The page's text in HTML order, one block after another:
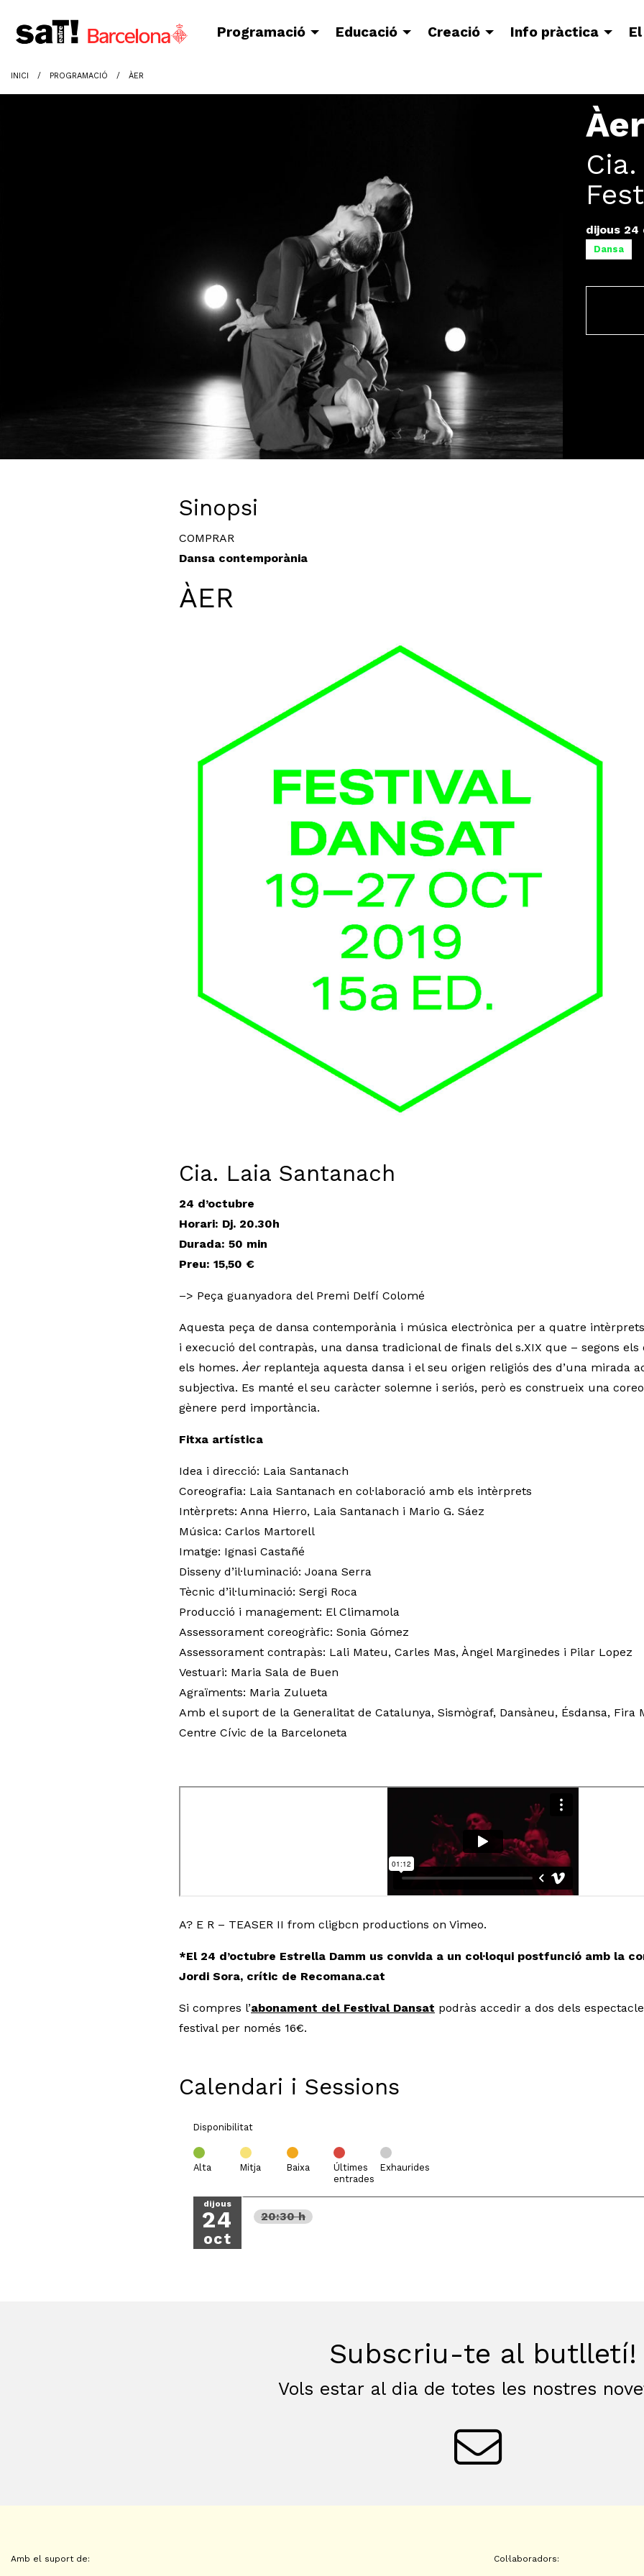
Programació Educació Creació Info pràctica
INICI PROGRAMACIÓ ÀER
Àer
dijous 24
Dansa
Sinopsi
COMPRAR
Dansa contemporània
ÀER
Cia. Laia Santanach
24 d’octubre
Horari: Dj. 20.30h
Durada: 50 min
Preu: 15,50 €
–> Peça guanyadora del Premi Delfí Colomé
Aquesta peça de dansa contemporània i música electrònica per a quatre
i execució del contrapàs, una dansa tradicional de finals del s.XIX que – segons
els homes. Àerreplanteja aquesta dansa i el seu origen religiós des d’una mirada
subjectiva. Es manté el seu caràcter solemne i seriós, però es construeix una
gènere perd importància.
Fitxa artística
Idea i direcció: Laia Santanach
Coreografia: Laia Santanach en col·laboració amb els intèrprets
Intèrprets: Anna Hierro, Laia Santanach i Mario G. Sáez
Música: Carlos Martorell
Imatge: Ignasi Castañé
Disseny d’il·luminació: Joana Serra
Tècnic d’il·luminació: Sergi Roca
Producció i management: El Climamola
Assessorament coreogràfic: Sonia Gómez
Assessorament contrapàs: Lali Mateu, Carles Mas, Àngel Marginedes i Pilar Lopez
Vestuari: Maria Sala de Buen
Agraïments: Maria Zulueta
Amb el suport de la Generalitat de Catalunya, Sismògraf, Dansàneu, Ésdansa, Fira
Centre Cívic de la Barceloneta
A? E R – TEASER II from cligbcn productions on Vimeo.
*El 24 d’octubre Estrella Damm us convida a un col·loqui postfunció amb la
Jordi Sora, crític de Recomana.cat
Si compres l’abonament del Festival Dansat podràs accedir a dos dels
festival per només 16€.
Calendari i Sessions
Disponibilitat
Alta Mitja Baixa
Últimes
entrades
Exhaurides
dijous
24
oct
20:30 h
Subscriu-te al butlletí!
Vols estar al dia de totes les nostres
Amb el suport de: Col·laboradors: